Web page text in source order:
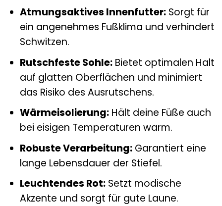
Atmungsaktives Innenfutter:Sorgt für
ein angenehmes Fußklima und verhindert
Schwitzen.
Rutschfeste Sohle:Bietet optimalen Halt
auf glatten Oberflächen und minimiert
das Risiko des Ausrutschens.
Wärmeisolierung:Hält deine Füße auch
bei eisigen Temperaturen warm.
Robuste Verarbeitung:Garantiert eine
lange Lebensdauer der Stiefel.
Leuchtendes Rot:Setzt modische
Akzente und sorgt für gute Laune.